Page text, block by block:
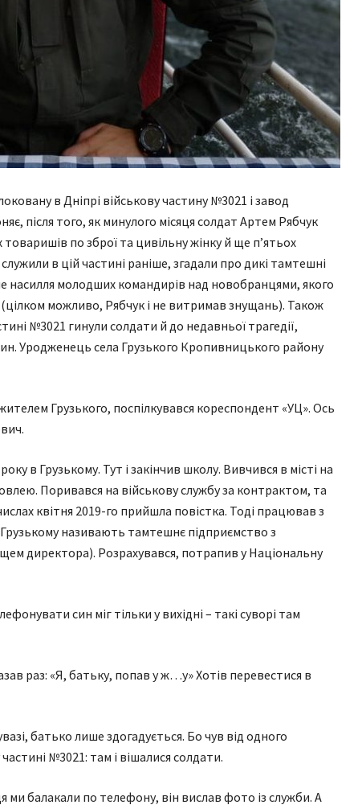
в Дніпрі військову частину №3021 і завод
після того, як минулого місяця солдат Артем Рябчук
по зброї та цивільну жінку й ще п’ятьох
в цій частині раніше, згадали про дикі тамтешні
насилля молодших командирів над новобранцями, якого
можливо, Рябчук і не витримав знущань). Також
№3021 гинули солдати й до недавньої трагедії,
Уродженець села Грузького Кропивницького району
Грузького, поспілкувався кореспондент «УЦ». Ось
в Грузькому. Тут і закінчив школу. Вивчився в місті на
Поривався на військову службу за контрактом, та
квітня 2019-го прийшла повістка. Тоді працював з
називають тамтешнє підприємство з
директора). Розрахувався, потрапив у Національну
син міг тільки у вихідні – такі суворі там
раз: «Я, батьку, попав у ж…у» Хотів перевестися в
батько лише здогадується. Бо чув від одного
№3021: там і вішалися солдати.
ми балакали по телефону, він вислав фото із служби. А